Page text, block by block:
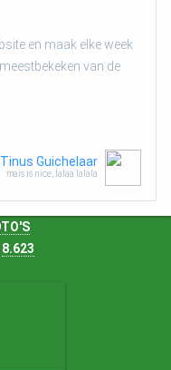
en maak elke week
van de
Tinus Guichelaar
mais is nice, lalaa lalala
8.623